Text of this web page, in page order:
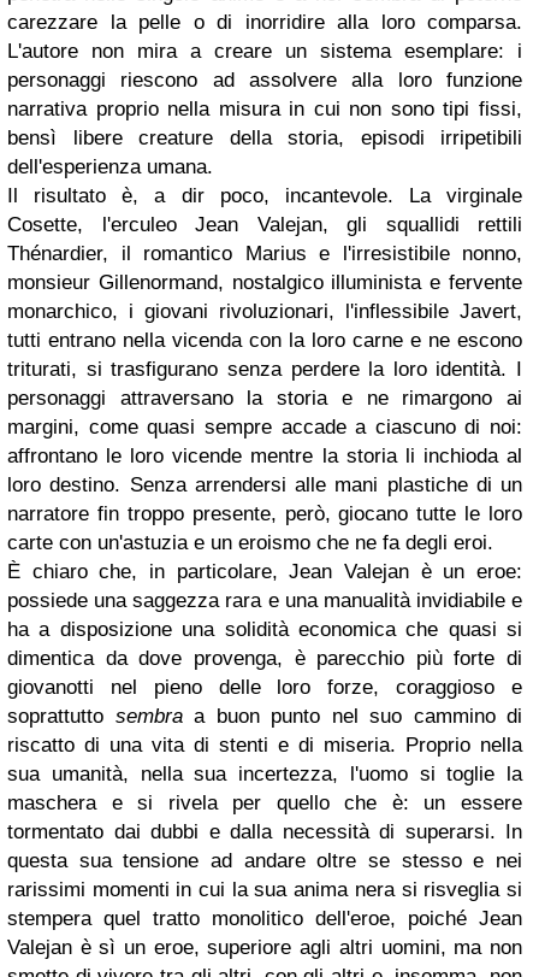
carezzare la pelle o di inorridire alla loro comparsa.
L'autore non mira a creare un sistema esemplare: i
personaggi riescono ad assolvere alla loro funzione
narrativa proprio nella misura in cui non sono tipi fissi,
bensì libere creature della storia, episodi irripetibili
dell'esperienza umana.
Il risultato è, a dir poco, incantevole. La virginale
Cosette, l'erculeo Jean Valejan, gli squallidi rettili
Thénardier, il romantico Marius e l'irresistibile nonno,
monsieur Gillenormand, nostalgico illuminista e fervente
monarchico, i giovani rivoluzionari, l'inflessibile Javert,
tutti entrano nella vicenda con la loro carne e ne escono
triturati, si trasfigurano senza perdere la loro identità. I
personaggi attraversano la storia e ne rimargono ai
margini, come quasi sempre accade a ciascuno di noi:
affrontano le loro vicende mentre la storia li inchioda al
loro destino. Senza arrendersi alle mani plastiche di un
narratore fin troppo presente, però, giocano tutte le loro
carte con un'astuzia e un eroismo che ne fa degli eroi.
È chiaro che, in particolare, Jean Valejan è un eroe:
possiede una saggezza rara e una manualità invidiabile e
ha a disposizione una solidità economica che quasi si
dimentica da dove provenga, è parecchio più forte di
giovanotti nel pieno delle loro forze, coraggioso e
soprattutto sembra a buon punto nel suo cammino di
riscatto di una vita di stenti e di miseria. Proprio nella
sua umanità, nella sua incertezza, l'uomo si toglie la
maschera e si rivela per quello che è: un essere
tormentato dai dubbi e dalla necessità di superarsi. In
questa sua tensione ad andare oltre se stesso e nei
rarissimi momenti in cui la sua anima nera si risveglia si
stempera quel tratto monolitico dell'eroe, poiché Jean
Valejan è sì un eroe, superiore agli altri uomini, ma non